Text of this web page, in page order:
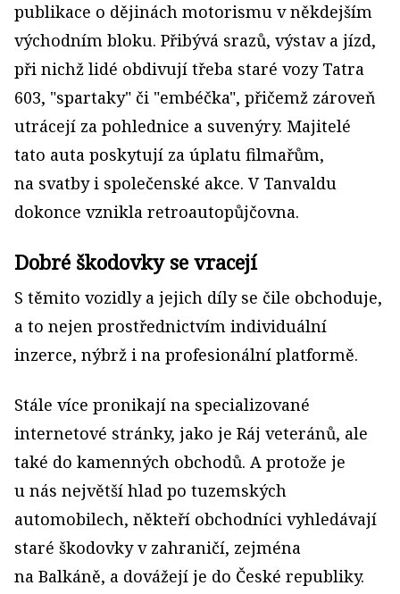
publikace o dějinách motorismu v někdejším
východním bloku. Přibývá srazů, výstav a jízd,
při nichž lidé obdivují třeba staré vozy Tatra
603, "spartaky" či "embéčka", přičemž zároveň
utrácejí za pohlednice a suvenýry. Majitelé
tato auta poskytují za úplatu filmařům,
na svatby i společenské akce. V Tanvaldu
dokonce vznikla retroautopůjčovna.
Dobré škodovky se vracejí
S těmito vozidly a jejich díly se čile obchoduje,
a to nejen prostřednictvím individuální
inzerce, nýbrž i na profesionální platformě.
Stále více pronikají na specializované
internetové stránky, jako je Ráj veteránů, ale
také do kamenných obchodů. A protože je
u nás největší hlad po tuzemských
automobilech, někteří obchodníci vyhledávají
staré škodovky v zahraničí, zejména
na Balkáně, a dovážejí je do České republiky.